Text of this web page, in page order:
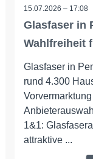
15.07.2026 – 17:08
Glasfaser in
Wahlfreiheit
Glasfaser in
rund 4.300
1&1:
attraktive ...